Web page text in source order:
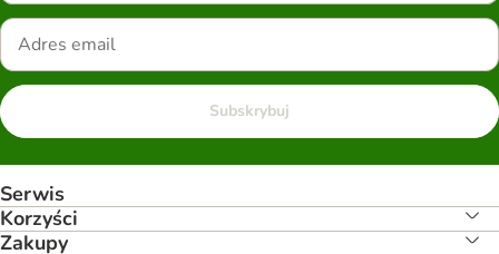
Subskrybuj
Serwis
Korzyści
Zakupy